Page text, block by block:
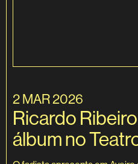
2 MAR 2026
Ricardo
álbum no